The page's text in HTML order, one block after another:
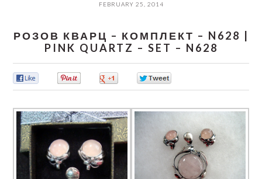
FEBRUARY 25, 2014
РОЗОВ КВАРЦ – КОМПЛЕКТ – N628 |
PINK QUARTZ – SET – N628